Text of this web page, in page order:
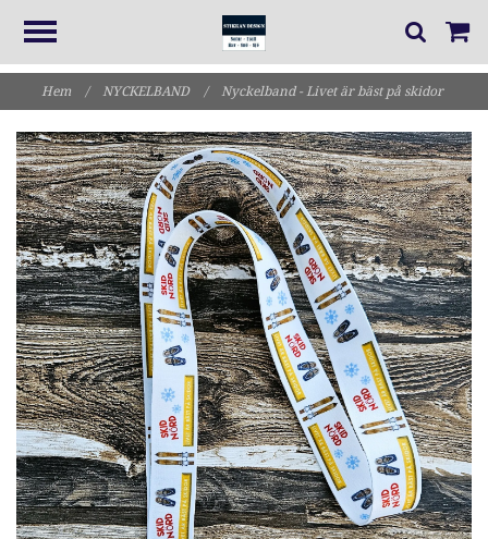
Hem / NYCKELBAND / Nyckelband - Livet är bäst på skidor